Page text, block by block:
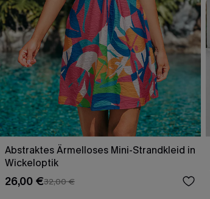
Abstraktes Ärmelloses Mini-Strandkleid in
Wickeloptik
26,00 €32,00 €